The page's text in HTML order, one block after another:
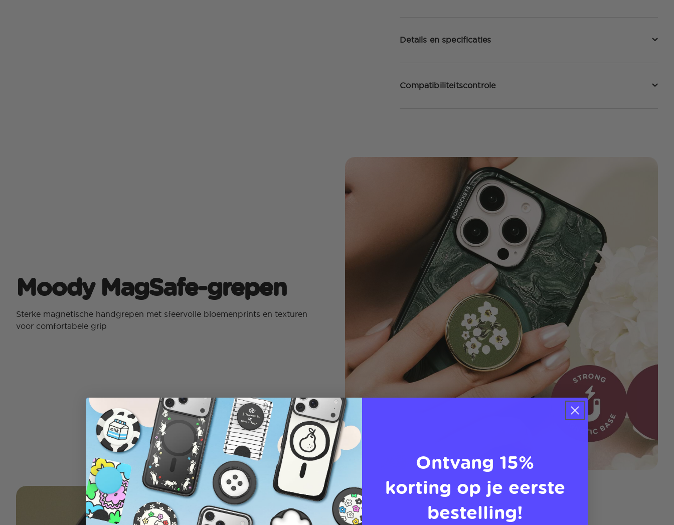
Details en specificaties
Compatibiliteitscontrole
Moody MagSafe-grepen
Sterke magnetische handgrepen met sfeervolle bloemenprints en texturen
voor comfortabele grip
Ontvang 15%
korting op je eerste
bestelling!